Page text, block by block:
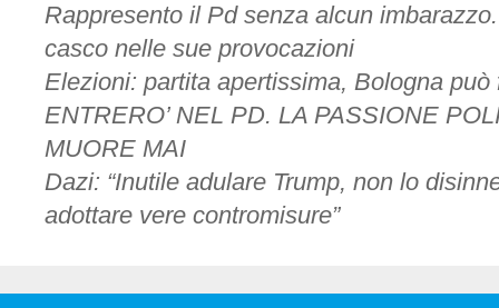
certo
Rappresento il Pd senza alcun
casco nelle sue provocazioni
Elezioni: partita apertissima, Bologna può
ENTRERO’ NEL PD. LA PASSIONE
MUORE MAI
Dazi: “Inutile adulare Trump, non lo
adottare vere contromisure”